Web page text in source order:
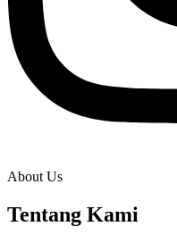
About Us
Tentang Kami